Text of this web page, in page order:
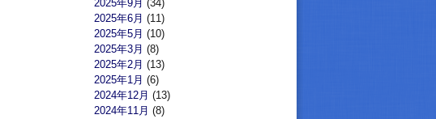
2025年9月 (34)
2025年6月 (11)
2025年5月 (10)
2025年3月 (8)
2025年2月 (13)
2025年1月 (6)
2024年12月 (13)
2024年11月 (8)